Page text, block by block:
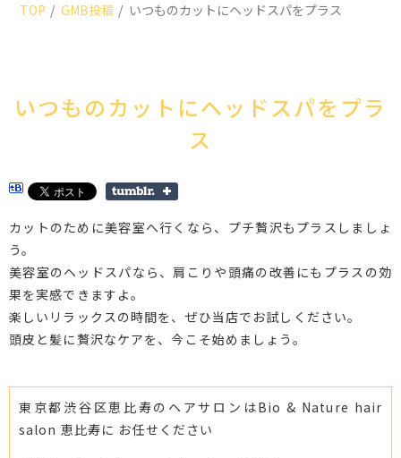
TOP GMB投稿 いつものカットにヘッドスパをプラス
いつものカットにヘッドスパをプラ
ス
カットのために美容室へ行くなら、プチ贅沢もプラスしましょ
う。
美容室のヘッドスパなら、肩こりや頭痛の改善にもプラスの効
果を実感できますよ。
楽しいリラックスの時間を、ぜひ当店でお試しください。
頭皮と髪に贅沢なケアを、今こそ始めましょう。
東京都渋谷区恵比寿のヘアサロンはBio & Nature hair
salon 恵比寿に お任せください